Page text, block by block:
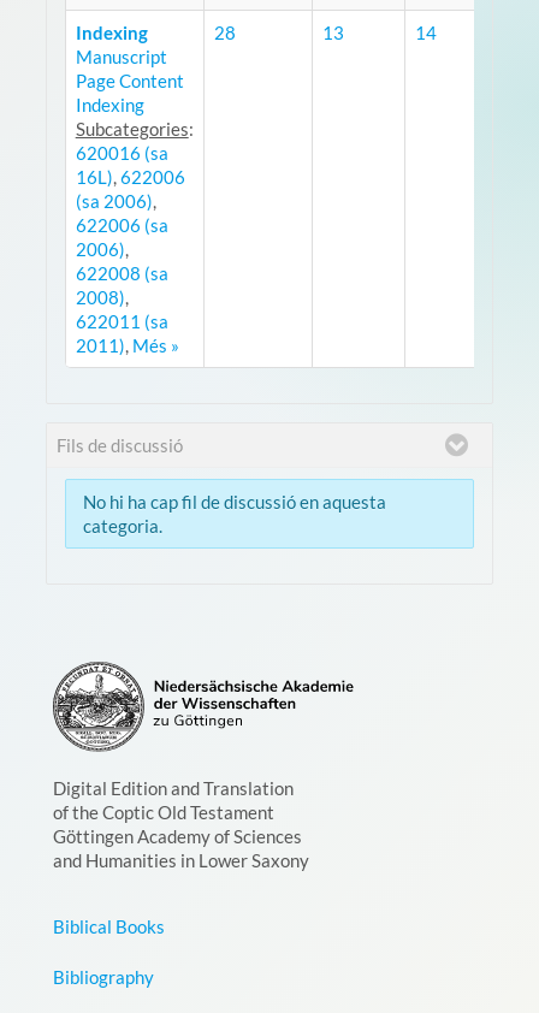
Indexing
Manuscript
Page Content
Indexing
Subcategories:
620016 (sa
16L),622006
(sa 2006),
622006 (sa
2006),
622008 (sa
2008),
622011 (sa
2011), Més »
28 13
14
Fils de discussió
No hi ha cap fil de discussió en aquesta
categoria.
Digital Edition and Translation
of the Coptic Old Testament
Göttingen Academy of Sciences
and Humanities in Lower Saxony
Biblical Books
Bibliography